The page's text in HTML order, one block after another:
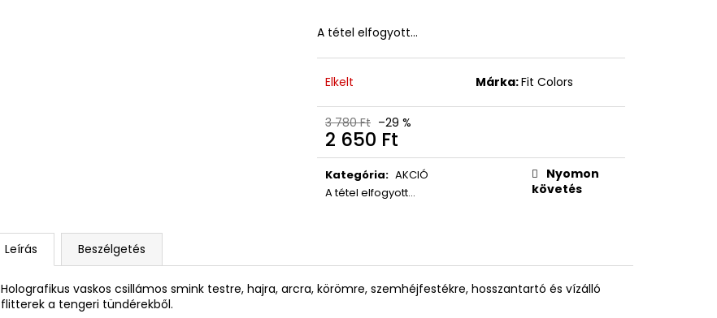
A tétel elfogyott…
Elkelt Márka:Fit Colors
3 780 Ft –29 %
2 650 Ft
Egységár:
Kategória: AKCIÓ
A tétel elfogyott…
Nyomon
követés
Leírás Beszélgetés
Holografikus vaskos csillámos smink testre, hajra, arcra, körömre, szemhéjfestékre, hosszantartó és vízálló
flitterek a tengeri tündérekből.